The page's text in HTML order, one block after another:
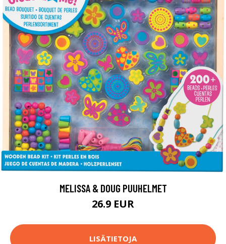
MELISSA & DOUG PUUHELMET
26.9 EUR
LISÄTIETOJA